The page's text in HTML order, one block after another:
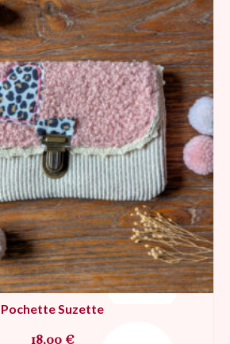
Pochette Suzette
18,00 €